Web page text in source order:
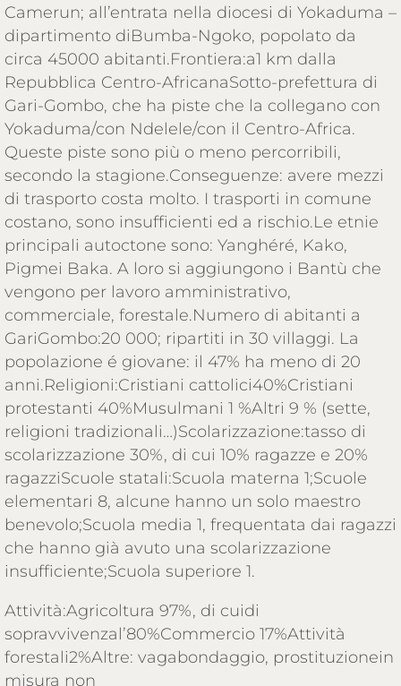
Camerun; all’entrata nella diocesi di Yokaduma –
dipartimento diBumba-Ngoko, popolato da
circa 45000 abitanti.Frontiera:a1 km dalla
Repubblica Centro-AfricanaSotto-prefettura di
Gari-Gombo, che ha piste che la collegano con
Yokaduma/con Ndelele/con il Centro-Africa.
Queste piste sono più o meno percorribili,
secondo la stagione.Conseguenze: avere mezzi
di trasporto costa molto. I trasporti in comune
costano, sono insufficienti ed a rischio.Le etnie
principali autoctone sono: Yanghéré, Kako,
Pigmei Baka. A loro si aggiungono i Bantù che
vengono per lavoro amministrativo,
commerciale, forestale.Numero di abitanti a
GariGombo:20 000; ripartiti in 30 villaggi. La
popolazione é giovane: il 47% ha meno di 20
anni.Religioni:Cristiani cattolici40%Cristiani
protestanti 40%Musulmani 1 %Altri 9 % (sette,
religioni tradizionali…)Scolarizzazione:tasso di
scolarizzazione 30%, di cui 10% ragazze e 20%
ragazziScuole statali:Scuola materna 1;Scuole
elementari 8, alcune hanno un solo maestro
benevolo;Scuola media 1, frequentata dai ragazzi
che hanno già avuto una scolarizzazione
insufficiente;Scuola superiore 1.
Attività:Agricoltura 97%, di cuidi
sopravvivenzal’80%Commercio 17%Attività
forestali2%Altre: vagabondaggio, prostituzionein
misura non